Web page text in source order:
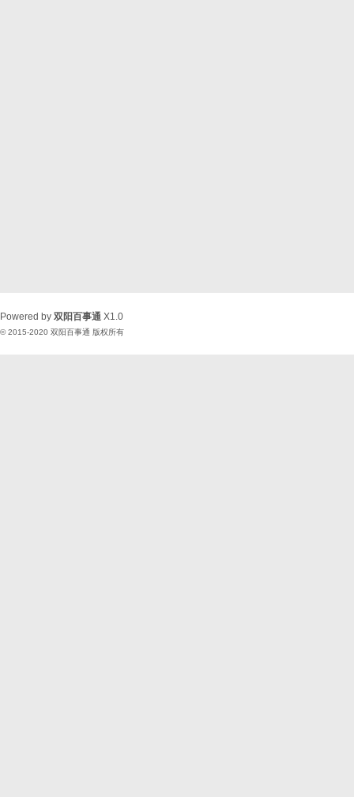
Powered by 双阳百事通 X1.0
© 2015-2020 双阳百事通 版权所有